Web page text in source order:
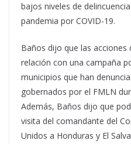
bajos niveles de
pandemia por COVID-19.
Baños dijo que las
relación con una campaña
municipios que han
gobernados por el FMLN
Además, Baños dijo que
visita del comandante del
Unidos a Honduras y El